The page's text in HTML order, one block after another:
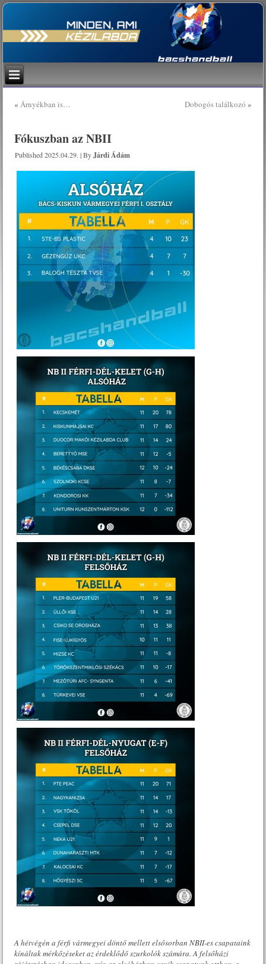
«Árnyékban is… Dobogós találkozó »
Fókuszban az NBII
Published 2025.04.29. |By Járdi Ádám
A hétvégén a férfi vármegyei döntő mellett elsősorban NBII-es csapataink
kínáltak mérkőzéseket az érdeklődő szurkolók számára. A felsőházi